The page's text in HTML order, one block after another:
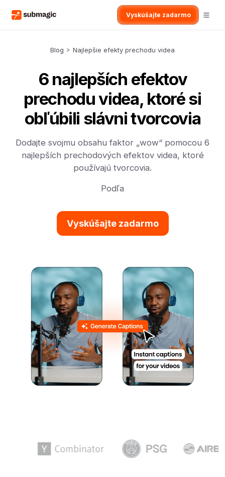
Vyskúšajte zadarmo
Blog > Najlepšie efekty prechodu videa
6 najlepších efektov
prechodu videa, ktoré si
obľúbili slávni tvorcovia
Dodajte svojmu obsahu faktor „wow“ pomocou 6
najlepších prechodových efektov videa, ktoré
používajú tvorcovia.
Podľa
Vyskúšajte zadarmo